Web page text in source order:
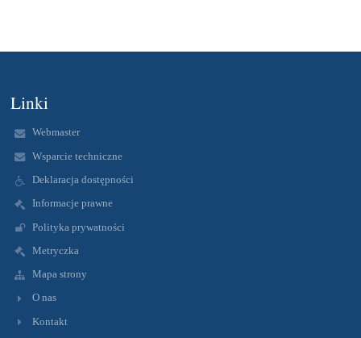
Linki
Webmaster
Wsparcie techniczne
Deklaracja dostępności
Informacje prawne
Polityka prywatności
Metryczka
Mapa strony
O nas
Kontakt